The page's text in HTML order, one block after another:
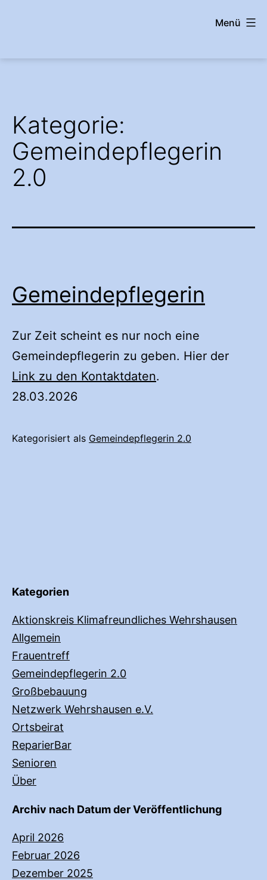
Menü
Kategorie:
Gemeindepflegerin
2.0
Gemeindepflegerin
Zur Zeit scheint es nur noch eine
Gemeindepflegerin zu geben. Hier der
Link zu den Kontaktdaten.
28.03.2026
Kategorisiert als Gemeindepflegerin 2.0
Kategorien
Aktionskreis Klimafreundliches Wehrshausen
Allgemein
Frauentreff
Gemeindepflegerin 2.0
Großbebauung
Netzwerk Wehrshausen e.V.
Ortsbeirat
ReparierBar
Senioren
Über
Archiv nach Datum der Veröffentlichung
April 2026
Februar 2026
Dezember 2025